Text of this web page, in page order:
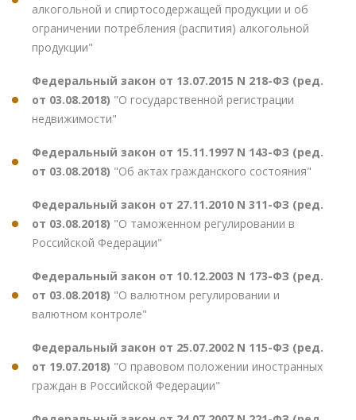
алкогольной и спиртосодержащей продукции и об
ограничении потребления (распития) алкогольной
продукции"
Федеральный закон от 13.07.2015 N 218-ФЗ (ред.
от 03.08.2018) "О государственной регистрации
недвижимости"
Федеральный закон от 15.11.1997 N 143-ФЗ (ред.
от 03.08.2018) "Об актах гражданского состояния"
Федеральный закон от 27.11.2010 N 311-ФЗ (ред.
от 03.08.2018) "О таможенном регулировании в
Российской Федерации"
Федеральный закон от 10.12.2003 N 173-ФЗ (ред.
от 03.08.2018) "О валютном регулировании и
валютном контроле"
Федеральный закон от 25.07.2002 N 115-ФЗ (ред.
от 19.07.2018) "О правовом положении иностранных
граждан в Российской Федерации"